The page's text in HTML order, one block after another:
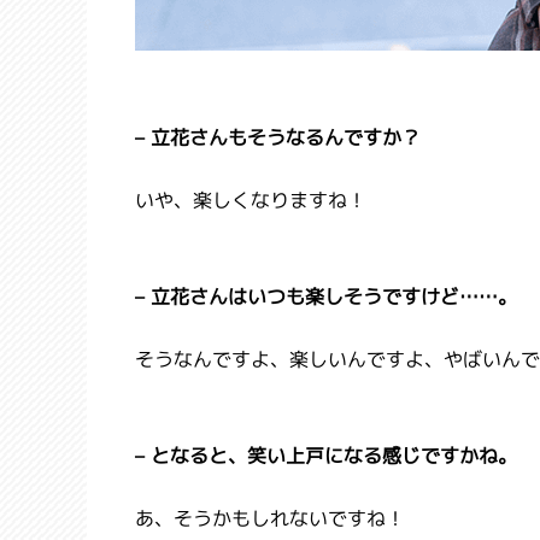
– 立花さんもそうなるんですか？
いや、楽しくなりますね！
– 立花さんはいつも楽しそうですけど……。
そうなんですよ、楽しいんですよ、やばいん
– となると、笑い上戸になる感じですかね。
あ、そうかもしれないですね！